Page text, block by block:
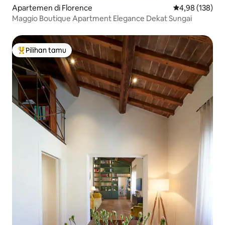
Apartemen di Florence Nilai rata-rata
4,98 (138)
Maggio Boutique Apartment Elegance Dekat Sungai
Pilihan tamu terpopuler
Pilihan tamu